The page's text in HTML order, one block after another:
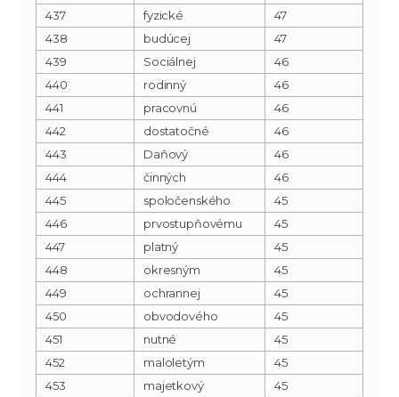
437 fyzické
47
438
budúcej
47
439
Sociálnej
46
440
rodinný
46
441
pracovnú
46
442
dostatočné
46
443
Daňový
46
444
činných
46
445
spoločenského
45
446
prvostupňovému
45
447
platný
45
448
okresným
45
449
ochrannej
45
450
obvodového
45
451
nutné
45
452
maloletým
45
453
majetkový
45